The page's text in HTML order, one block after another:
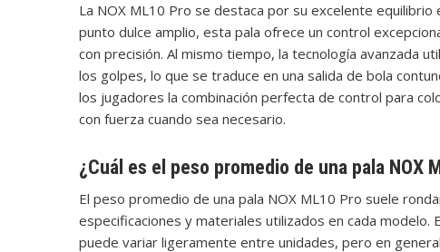
La NOX ML10 Pro se destaca por su excelente
punto dulce amplio, esta pala ofrece un control
con precisión. Al mismo tiempo, la tecnología avanzada
los golpes, lo que se traduce en una salida de bola
los jugadores la combinación perfecta de control para
con fuerza cuando sea necesario.
¿Cuál es el peso promedio de una pala NOX
El peso promedio de una pala NOX ML10 Pro suele
especificaciones y materiales utilizados en cada
puede variar ligeramente entre unidades, pero en